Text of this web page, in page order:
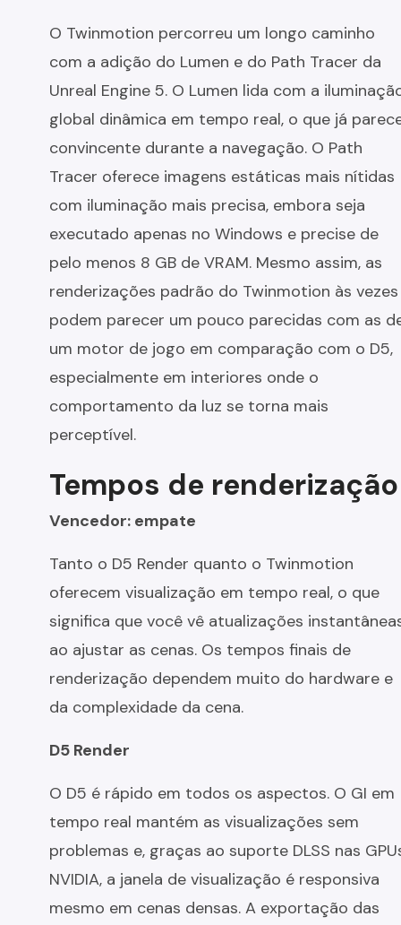
O Twinmotion percorreu um longo caminho
com a adição do Lumen e do Path Tracer da
Unreal Engine 5. O Lumen lida com a
global dinâmica em tempo real, o que já
convincente durante a navegação. O Path
Tracer oferece imagens estáticas mais nítidas
com iluminação mais precisa, embora seja
executado apenas no Windows e precise de
pelo menos 8 GB de VRAM. Mesmo assim, as
renderizações padrão do Twinmotion às vezes
podem parecer um pouco parecidas com as
um motor de jogo em comparação com o D5,
especialmente em interiores onde o
comportamento da luz se torna mais
perceptível.
Tempos de renderização
Vencedor: empate
Tanto o D5 Render quanto o Twinmotion
oferecem visualização em tempo real, o que
significa que você vê atualizações
ao ajustar as cenas. Os tempos finais de
renderização dependem muito do hardware e
da complexidade da cena.
D5 Render
O D5 é rápido em todos os aspectos. O GI em
tempo real mantém as visualizações sem
problemas e, graças ao suporte DLSS nas
NVIDIA, a janela de visualização é responsiva
mesmo em cenas densas. A exportação das